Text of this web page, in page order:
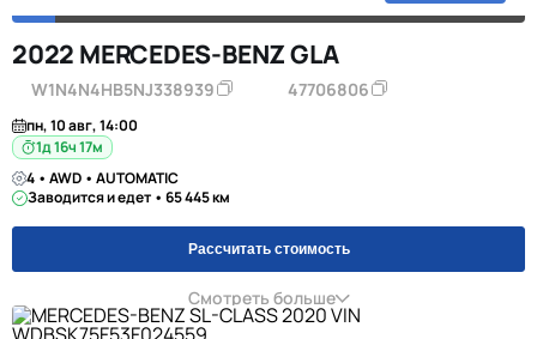
2022 MERCEDES-BENZ GLA
W1N4N4HB5NJ338939 47706806
пн, 10 авг, 14:00
1д 16ч 17м
4 • AWD • AUTOMATIC
Заводится и едет • 65 445 км
Рассчитать стоимость
Смотреть больше